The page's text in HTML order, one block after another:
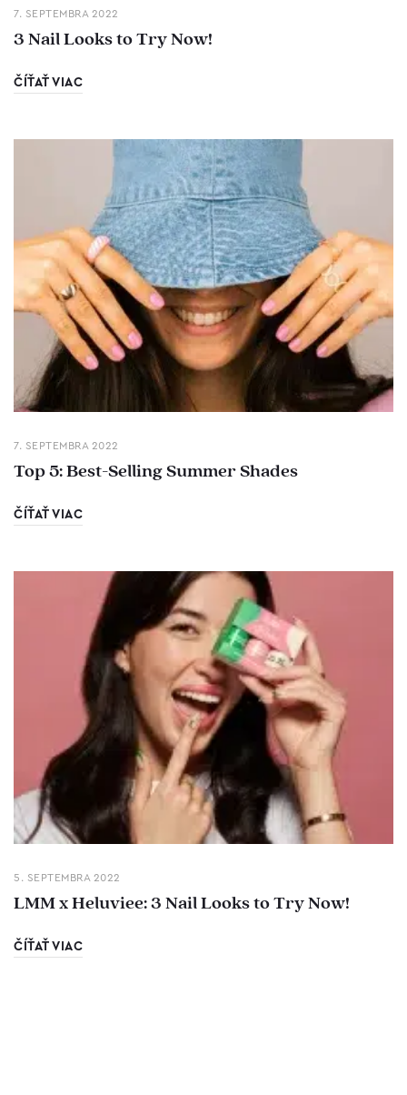
7. SEPTEMBRA 2022
3 Nail Looks to Try Now!
ČÍŤAŤ VIAC
7. SEPTEMBRA 2022
Top 5: Best-Selling Summer Shades
ČÍŤAŤ VIAC
5. SEPTEMBRA 2022
LMM x Heluviee: 3 Nail Looks to Try Now!
ČÍŤAŤ VIAC